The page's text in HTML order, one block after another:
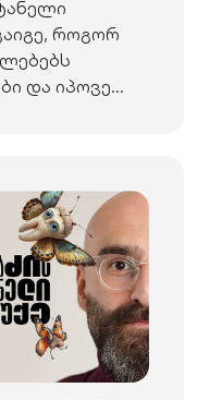
როგორ
და იპოვე